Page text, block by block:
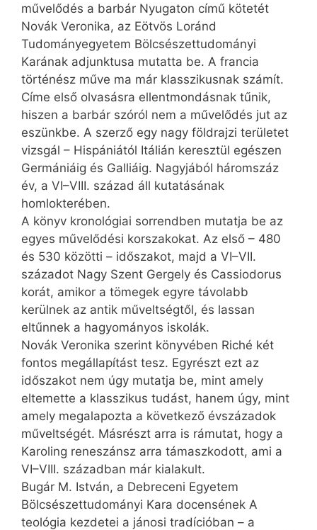
művelődés a barbár Nyugaton című kötetét
Novák Veronika, az Eötvös Loránd
Tudományegyetem Bölcsészettudományi
Karának adjunktusa mutatta be. A francia
történész műve ma már klasszikusnak számít.
Címe első olvasásra ellentmondásnak tűnik,
hiszen a barbár szóról nem a művelődés jut az
eszünkbe. A szerző egy nagy földrajzi területet
vizsgál – Hispániától Itálián keresztül egészen
Germániáig és Galliáig. Nagyjából háromszáz
év, a VI–VIII. század áll kutatásának
homlokterében.
A könyv kronológiai sorrendben mutatja be az
egyes művelődési korszakokat. Az első – 480
és 530 közötti – időszakot, majd a VI–VII.
századot Nagy Szent Gergely és ­Cassiodorus
korát, amikor a tömegek egyre távolabb
kerülnek az antik műveltségtől, és lassan
eltűnnek a hagyományos iskolák.
Novák Veronika szerint könyvében Riché két
fontos megállapítást tesz. Egyrészt ezt az
időszakot nem úgy mutatja be, mint amely
eltemette a klasszikus tudást, hanem úgy, mint
amely megalapozta a következő évszázadok
műveltségét. Másrészt arra is rámutat, hogy a
Karoling reneszánsz arra támaszkodott, ami a
VI–VIII. században már kialakult.
Bugár M. István, a Debreceni Egyetem
Bölcsészettudományi Kara docensének A
teológia kezdetei a jánosi tradícióban – a